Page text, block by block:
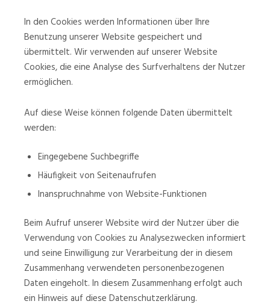
In den Cookies werden Informationen über Ihre
Benutzung unserer Website gespeichert und
übermittelt. Wir verwenden auf unserer Website
Cookies, die eine Analyse des Surfverhaltens der Nutzer
ermöglichen.
Auf diese Weise können folgende Daten übermittelt
werden:
Eingegebene Suchbegriffe
Häufigkeit von Seitenaufrufen
Inanspruchnahme von Website-Funktionen
Beim Aufruf unserer Website wird der Nutzer über die
Verwendung von Cookies zu Analysezwecken informiert
und seine Einwilligung zur Verarbeitung der in diesem
Zusammenhang verwendeten personenbezogenen
Daten eingeholt. In diesem Zusammenhang erfolgt auch
ein Hinweis auf diese Datenschutzerklärung.